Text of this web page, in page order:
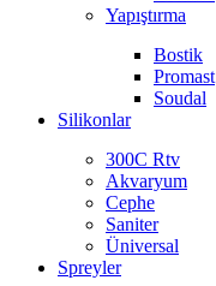
Yapıştırma
Bostik
Promast
Soudal
Silikonlar
300C Rtv
Akvaryum
Cephe
Saniter
Üniversal
Spreyler